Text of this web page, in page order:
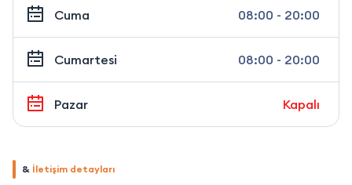
Cuma 08:00 - 20:00
Cumartesi 08:00 - 20:00
Pazar Kapalı
& İletişim detayları